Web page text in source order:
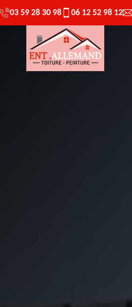
03 59 28 30 98 06 12 52 98 12